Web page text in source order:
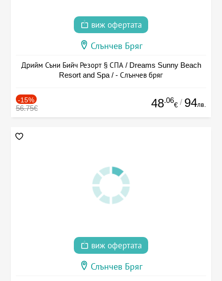
виж офертата
Слънчев Бряг
Дрийм Съни Бийч Резорт § СПА / Dreams Sunny Beach
Resort and Spa / - Слънчев бряг
-15%
56.75€ 48.06
€ / 94лв.
виж офертата
Слънчев Бряг